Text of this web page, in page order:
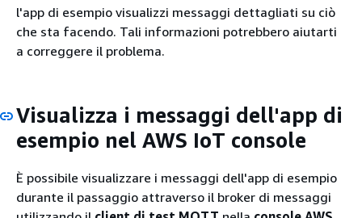
l'app di esempio visualizzi messaggi dettagliati su ciò
che sta facendo. Tali informazioni potrebbero aiutarti
a correggere il problema.
Visualizza i messaggi dell'app di
esempio nel AWS IoT console
È possibile visualizzare i messaggi dell'app di esempio
durante il passaggio attraverso il broker di messaggi